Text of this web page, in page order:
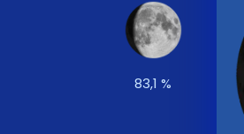
83,1 %